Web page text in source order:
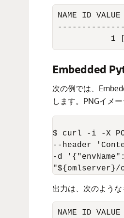
NAME ID VALUE
1
Embedded
次の例では、
します。PNGイメ
$ curl -i -X
--header
-d
出力は、次のような
NAME ID VALUE